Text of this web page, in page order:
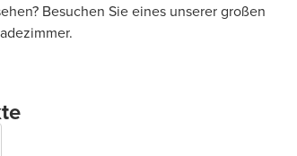
Besuchen Sie eines unserer großen